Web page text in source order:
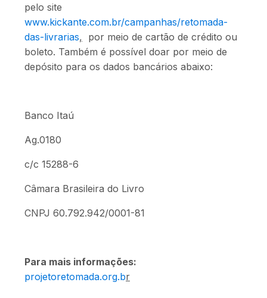
pelo site
www.kickante.com.br/campanhas/retomada-
das-livrarias, por meio de cartão de crédito ou
boleto. Também é possível doar por meio de
depósito para os dados bancários abaixo:
Banco Itaú
Ag.0180
c/c 15288-6
Câmara Brasileira do Livro
CNPJ 60.792.942/0001-81
Para mais informações:
projetoretomada.org.br